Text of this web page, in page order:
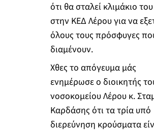
ότι θα σταλεί κλιμάκιο
στην ΚΕΔ Λέρου για να
όλους τους πρόσφυγες
διαμένουν.
Χθες το απόγευμα μάς
ενημέρωσε ο διοικητής
νοσοκομείου Λέρου κ.
Καρδάσης ότι τα τρία υπό
διερεύνηση κρούσματα